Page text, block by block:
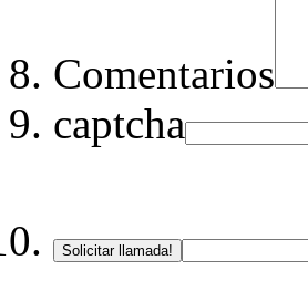
Comentarios
captcha
Solicitar llamada!